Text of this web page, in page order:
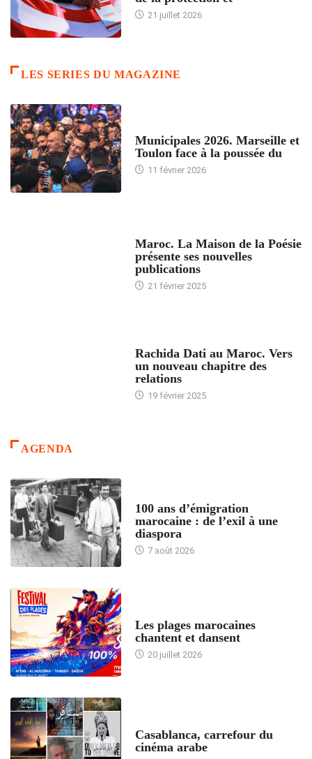
21 juillet 2026
LES SERIES DU MAGAZINE
Municipales 2026. Marseille et
Toulon face à la poussée du
11 février 2026
Maroc. La Maison de la Poésie
présente ses nouvelles
publications
21 février 2025
Rachida Dati au Maroc. Vers
un nouveau chapitre des
relations
19 février 2025
AGENDA
100 ans d’émigration
marocaine : de l’exil à une
diaspora
7 août 2026
Les plages marocaines
chantent et dansent
20 juillet 2026
Casablanca, carrefour du
cinéma arabe